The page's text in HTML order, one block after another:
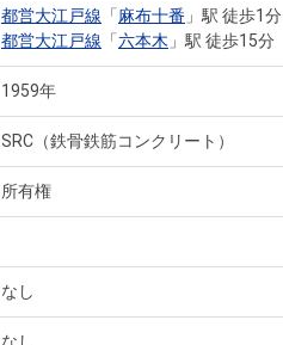
都営大江戸線 「麻布十番 」駅 徒歩1分
都営大江戸線 「六本木 」駅 徒歩15分
1959年
SRC（鉄骨鉄筋コンクリート）
所有権
なし